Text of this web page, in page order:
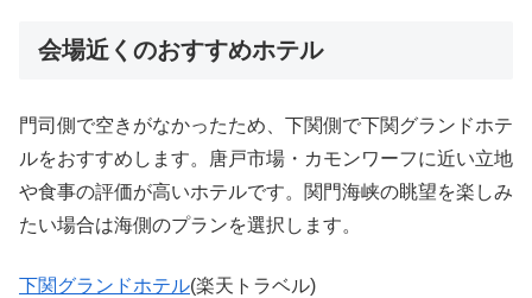
会場近くのおすすめホテル
門司側で空きがなかったため、下関側で下関グランドホテ
ルをおすすめします。唐戸市場・カモンワーフに近い立地
や食事の評価が高いホテルです。関門海峡の眺望を楽しみ
たい場合は海側のプランを選択します。
下関グランドホテル(楽天トラベル)